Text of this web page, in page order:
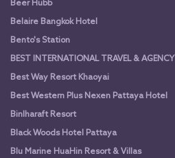
Beer Hubb
Belaire Bangkok Hotel
Bento's Station
BEST INTERNATIONAL TRAVEL & AGENCY
Best Way Resort Khaoyai
Best Western Plus Nexen Pattaya Hotel
Binlharaft Resort
Black Woods Hotel Pattaya
Blu Marine HuaHin Resort & Villas